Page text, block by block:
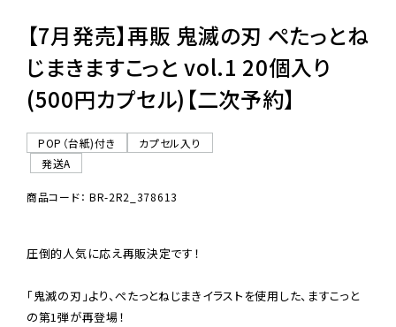
06-6282-7659
【7月発売】再販 鬼滅の刃 ぺたっとね
じまきますこっと vol.1 20個入り
(500円カプセル)【二次予約】
POP（台紙)付き
カプセル入り
発送A
商品コード： BR-2R2_378613
圧倒的人気に応え再販決定です！
「鬼滅の刃」より、ぺたっとねじまきイラストを使用した、ますこっと
の第1弾が再登場！